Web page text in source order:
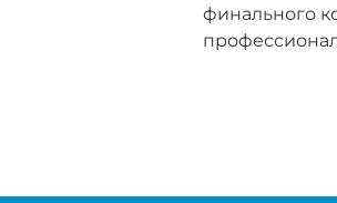
финального